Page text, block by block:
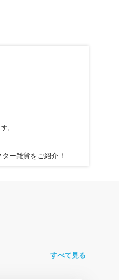
。
ー雑貨をご紹介！
すべて見る